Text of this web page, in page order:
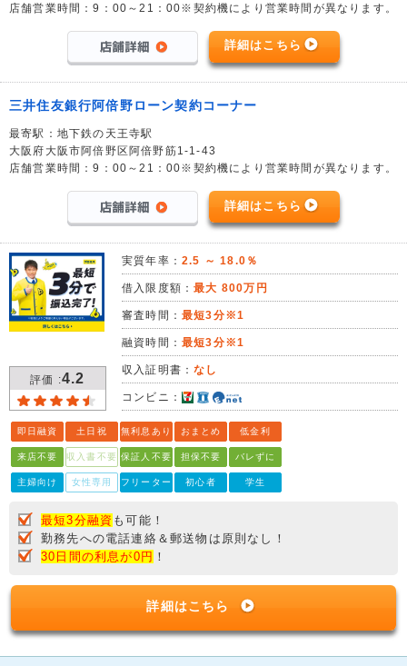
店舗営業時間：9：00～21：00※契約機により営業時間が異なります。
詳細はこちら
三井住友銀行阿倍野ローン契約コーナー
最寄駅：地下鉄の天王寺駅
大阪府大阪市阿倍野区阿倍野筋1-1-43
店舗営業時間：9：00～21：00※契約機により営業時間が異なります。
詳細はこちら
評価 :4.2
実質年率： 2.5 ～ 18.0％
借入限度額：最大 800万円
審査時間： 最短3分※1
融資時間： 最短3分※1
収入証明書：なし
コンビニ：
即日融資 土日祝 無利息あり おまとめ 低金利
来店不要 収入書不要 保証人不要 担保不要 バレずに
主婦向け 女性専用 フリーター 初心者 学生
最短3分融資 も可能！
勤務先への電話連絡＆郵送物は原則なし！
30日間の利息が0円 ！
詳細はこちら